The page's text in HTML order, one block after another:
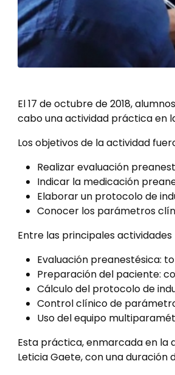
El 17 de octubre de 2018,
cabo una actividad práctica en
Los objetivos de la actividad
Realizar evaluación
Indicar la medicación
Elaborar un protocolo de
Conocer los parámetros
Entre las principales
Evaluación preanestésica:
Preparación del paciente:
Cálculo del protocolo de
Control clínico de
Uso del equipo
Esta práctica, enmarcada en la
Leticia Gaete, con una duración